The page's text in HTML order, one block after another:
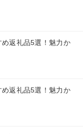
返礼品5選！魅力か
返礼品5選！魅力か